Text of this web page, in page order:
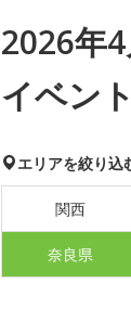
2026年
イベン
エリアを絞り込
関西
奈良県